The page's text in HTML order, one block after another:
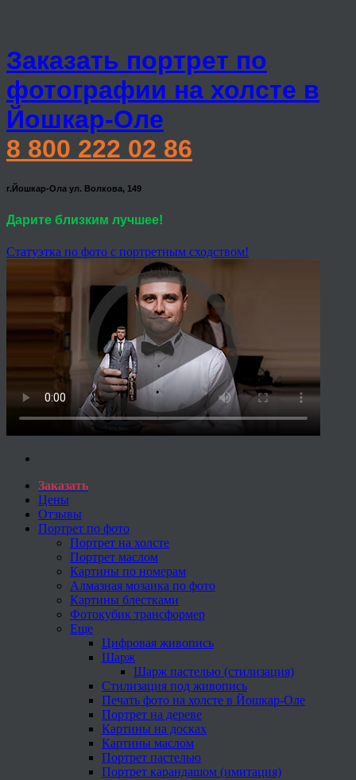
Заказать портрет по
фотографии на холсте в
Йошкар-Оле
8 800 222 02 86
г.Йошкар-Ола ул. Волкова, 149
Дарите близким лучшее!
Статуэтка по фото с портретным сходством!
Заказать
Цены
Отзывы
Портрет по фото
Портрет на холсте
Портрет маслом
Картины по номерам
Алмазная мозаика по фото
Картины блестками
Фотокубик трансформер
Еще
Цифровая живопись
Шарж
Шарж пастелью (стилизация)
Стилизация под живопись
Печать фото на холсте в Йошкар-Оле
Портрет на дереве
Картины на досках
Картины маслом
Портрет пастелью
Портрет карандашом (имитация)